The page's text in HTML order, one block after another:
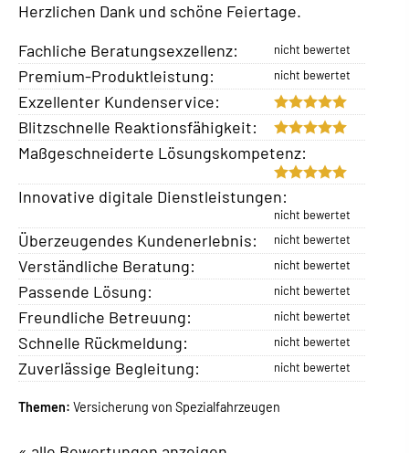
Herzlichen Dank und schöne Feiertage.
Fachliche Beratungsexzellenz:
Premium-Produktleistung:
Exzellenter Kundenservice:
Blitzschnelle Reaktionsfähigkeit:
Maßgeschneiderte Lösungskompetenz:
Innovative digitale Dienstleistungen:
Überzeugendes Kundenerlebnis:
Verständliche Beratung:
Passende Lösung:
Freundliche Betreuung:
Schnelle Rückmeldung:
Zuverlässige Begleitung:
Themen: Versicherung von Spezialfahrzeugen